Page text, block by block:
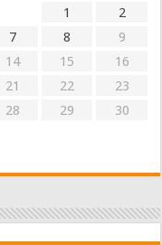
1
2
7 8
9
14 15
16
21 22
23
28 29
30